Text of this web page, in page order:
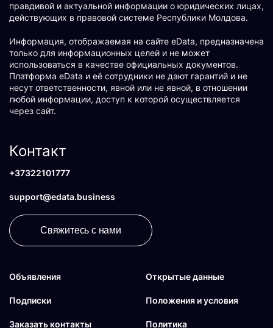
правдивой и актуальной информации о юридических лицах,
действующих в правовой системе Республики Молдова.
Информация, отображаемая на сайте eData, предназначена
только для информационных целей и не может
использоваться в качестве официальных документов.
Платформа eData и её сотрудники не дают гарантий и не
несут ответственности, явной или не явной, в отношении
любой информации, доступ к которой осуществляется
через сайт.
Объявления
Подписки
Заказать контакты
Открытые данные
Положения и условия
Политика
Контакт
+37322101777
support@edata.business
Свяжитесь с нами